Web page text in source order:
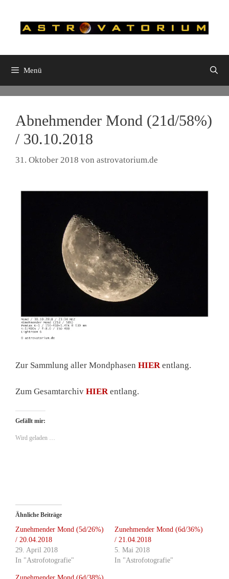
springen
Menü
Abnehmender Mond (21d/58%)
/ 30.10.2018
31. Oktober 2018 von astrovatorium.de
Zur Sammlung aller Mondphasen HIERentlang.
Zum Gesamtarchiv HIER entlang.
Gefällt mir:
Wird geladen …
Ähnliche Beiträge
Zunehmender Mond (5d/26%)
/ 20.04.2018
29. April 2018
In "Astrofotografie"
Zunehmender Mond (6d/36%)
/ 21.04.2018
5. Mai 2018
In "Astrofotografie"